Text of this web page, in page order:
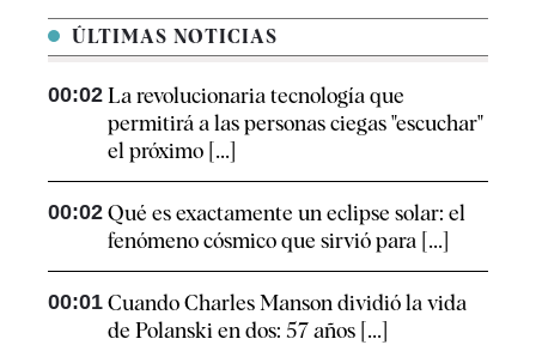
ÚLTIMAS NOTICIAS
00:02 La revolucionaria tecnología que
permitirá a las personas ciegas "escuchar"
el próximo [...]
00:02 Qué es exactamente un eclipse solar: el
fenómeno cósmico que sirvió para [...]
00:01 Cuando Charles Manson dividió la vida
de Polanski en dos: 57 años [...]